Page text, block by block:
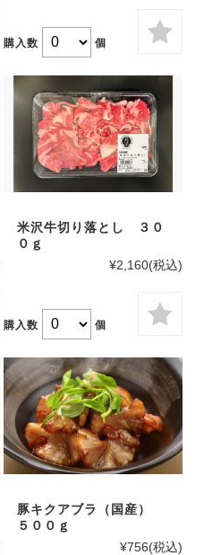
購入数 個
米沢牛切り落とし ３０
０ｇ
¥2,160(税込)
購入数 個
豚キクアブラ（国産）
５００ｇ
¥756(税込)